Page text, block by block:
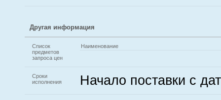
Другая информация
Список
предметов
запроса цен
Наименование
Сроки
исполнения
Начало поставки с